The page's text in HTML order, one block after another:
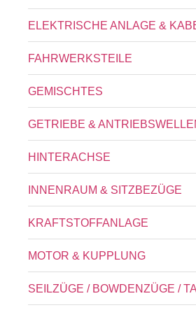
ELEKTRISCHE ANLAGE &
FAHRWERKSTEILE
GEMISCHTES
GETRIEBE &
HINTERACHSE
INNENRAUM & SITZBEZÜGE
KRAFTSTOFFANLAGE
MOTOR & KUPPLUNG
SEILZÜGE / BOWDENZÜGE /